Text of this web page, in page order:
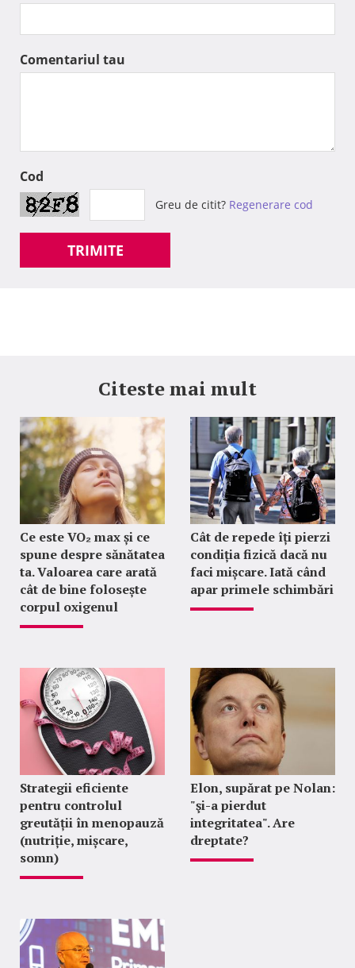
Comentariul tau
Cod
Greu de citit? Regenerare cod
TRIMITE
Citeste mai mult
Ce este VO₂ max și ce
spune despre sănătatea
ta. Valoarea care arată
cât de bine folosește
corpul oxigenul
Cât de repede îți pierzi
condiția fizică dacă nu
faci mișcare. Iată când
apar primele schimbări
Strategii eficiente
pentru controlul
greutății în menopauză
(nutriție, mișcare,
somn)
Elon, supărat pe Nolan:
"şi-a pierdut
integritatea". Are
dreptate?